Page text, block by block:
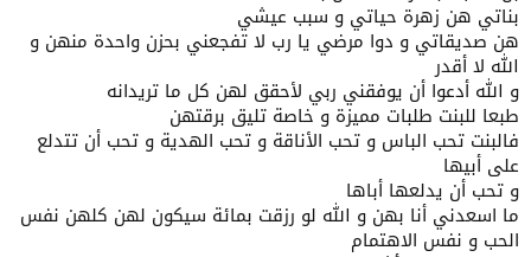
فلا أنسى يوم أخبرتهن أني مريض بالسكري كان كان صراخهن و بكاؤهن
و هن يعانقنني و كيف كان خوفهن علي و على صحتي
يعني مشاعر صادقة ليس فيها نفاق أو كذب
لا انسى رسالة ساجدة التي وجدتها بين أدواتها و الله رسالة لا يكتبها
إلا العظماء
كانت رسالة فيها أحاسيس كبيرة عنوانها بابا حبيبي
تلك الرسالة أثرت في بشكل فضيع و كان محتواها أنها كانت تبكي في
الليل داعية الله أن يحفظني لها
بناتي هن زهرة حياتي و سبب عيشي
هن صديقاتي و دوا مرضي يا رب لا تفجعني بحزن واحدة منهن و
الله لا أقدر
و الله أدعوا أن يوفقني ربي لأحقق لهن كل ما تريدانه
طبعا للبنت طلبات مميزة و خاصة تليق برقتهن
فالبنت تحب الباس و تحب الأناقة و تحب الهدية و تحب أن تتدلع
على أبيها
و تحب أن يدلعها أباها
ما اسعدني أنا بهن و الله لو رزقت بمائة سيكون لهن كلهن نفس
الحب و نفس الاهتمام